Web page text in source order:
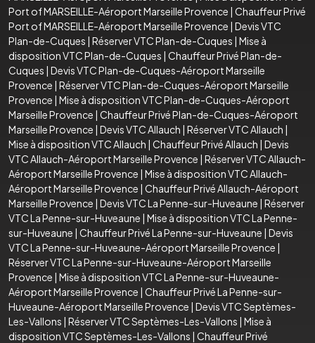
Port of MARSEILLE-Aéroport Marseille Provence | Chauffeur Privé
Port of MARSEILLE-Aéroport Marseille Provence | Devis VTC
Plan-de-Cuques | Réserver VTC Plan-de-Cuques | Mise à
disposition VTC Plan-de-Cuques | Chauffeur Privé Plan-de-
Cuques | Devis VTC Plan-de-Cuques-Aéroport Marseille
Provence | Réserver VTC Plan-de-Cuques-Aéroport Marseille
Provence | Mise à disposition VTC Plan-de-Cuques-Aéroport
Marseille Provence | Chauffeur Privé Plan-de-Cuques-Aéroport
Marseille Provence | Devis VTC Allauch | Réserver VTC Allauch |
Mise à disposition VTC Allauch | Chauffeur Privé Allauch | Devis
VTC Allauch-Aéroport Marseille Provence | Réserver VTC Allauch-
Aéroport Marseille Provence | Mise à disposition VTC Allauch-
Aéroport Marseille Provence | Chauffeur Privé Allauch-Aéroport
Marseille Provence | Devis VTC La Penne-sur-Huveaune | Réserver
VTC La Penne-sur-Huveaune | Mise à disposition VTC La Penne-
sur-Huveaune | Chauffeur Privé La Penne-sur-Huveaune | Devis
VTC La Penne-sur-Huveaune-Aéroport Marseille Provence |
Réserver VTC La Penne-sur-Huveaune-Aéroport Marseille
Provence | Mise à disposition VTC La Penne-sur-Huveaune-
Aéroport Marseille Provence | Chauffeur Privé La Penne-sur-
Huveaune-Aéroport Marseille Provence | Devis VTC Septèmes-
Les-Vallons | Réserver VTC Septèmes-Les-Vallons | Mise à
disposition VTC Septèmes-Les-Vallons | Chauffeur Privé